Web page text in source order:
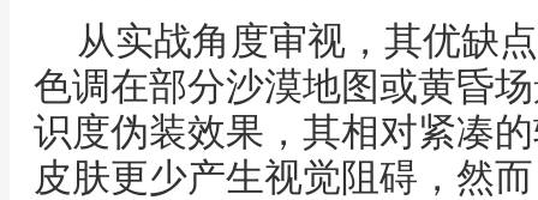
从实战角度审视，其优缺
色调在部分沙漠地图或黄昏
识度伪装效果，其相对紧凑
皮肤更少产生视觉阻碍，然